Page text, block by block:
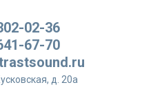
д. 20а
67-70
02-36